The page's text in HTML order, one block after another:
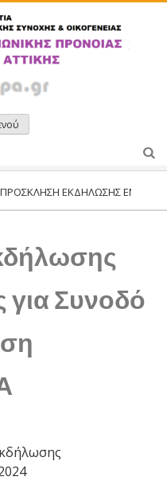
ΕΚΔΉΛΩΣΗΣ
για Συνοδό